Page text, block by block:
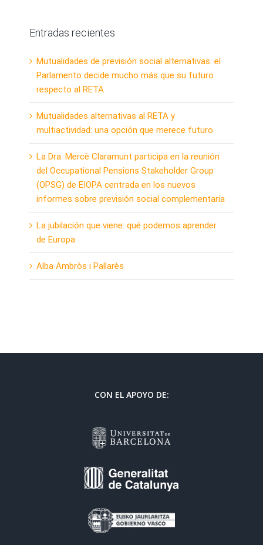
Entradas recientes
Mutualidades de previsión social alternativas: el
Parlamento decide mucho más que su futuro
respecto al RETA
Mutualidades alternativas al RETA y
multiactividad: una opción que merece futuro
La Dra. Mercè Claramunt participa en la reunión
del Occupational Pensions Stakeholder Group
(OPSG) de EIOPA centrada en los nuevos
informes sobre previsión social complementaria
La jubilación que viene: qué podemos aprender
de Europa
Alba Ambròs i Pallarès
CON EL APOYO DE: